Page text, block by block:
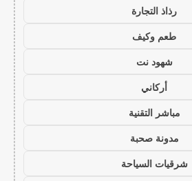
رذاذ التجارة
طعم وكيف
شهود نت
أركاني
مباشر التقنية
مدونة صحبة
شرقيات السياحة